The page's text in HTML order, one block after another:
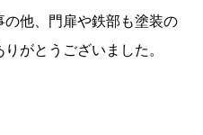
他、門扉や鉄部も塗装の
がとうございました。